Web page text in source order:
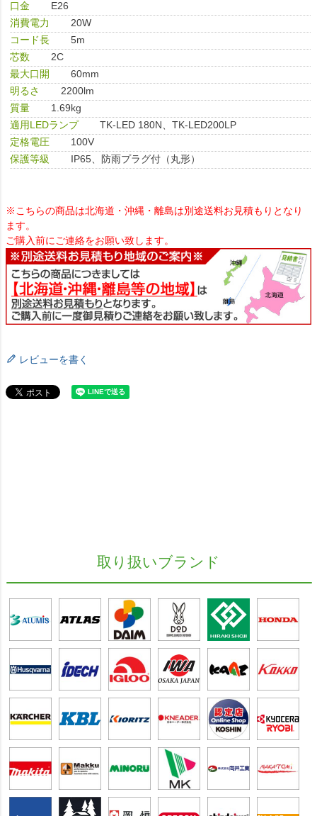
口金
E26
消費電力
20W
コード長
5m
芯数
2C
最大口開
60mm
明るさ
2200lm
質量
1.69kg
適用LEDランプ
TK-LED 180N、TK-LED200LP
定格電圧
100V
保護等級
IP65、防雨プラグ付（丸形）
※こちらの商品は北海道・沖縄・離島は別途送料お見積もりとなり
ます。
ご購入前にご連絡をお願い致します。
レビューを書く
取り扱いブランド